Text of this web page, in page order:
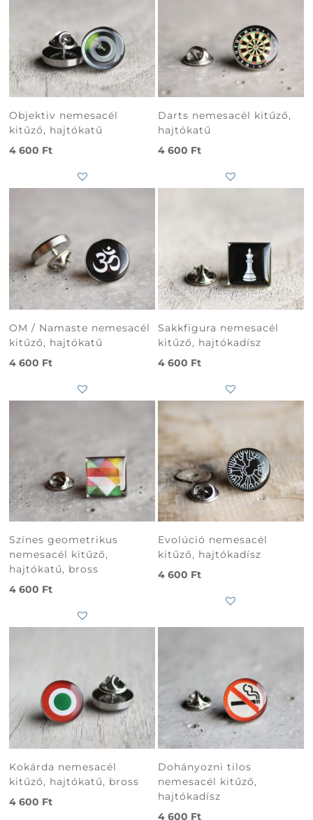
Objektiv nemesacél
kitűző, hajtókatű
4 600 Ft
Darts nemesacél kitűző,
hajtókatű
4 600 Ft
OM / Namaste nemesacél
kitűző, hajtókatű
4 600 Ft
Sakkfigura nemesacél
kitűző, hajtókadísz
4 600 Ft
Színes geometrikus
nemesacél kitűző,
hajtókatű, bross
4 600 Ft
Evolúció nemesacél
kitűző, hajtókadísz
4 600 Ft
Kokárda nemesacél
kitűző, hajtókatű, bross
4 600 Ft
Dohányozni tilos
nemesacél kitűző,
hajtókadísz
4 600 Ft
Subtotal Ft